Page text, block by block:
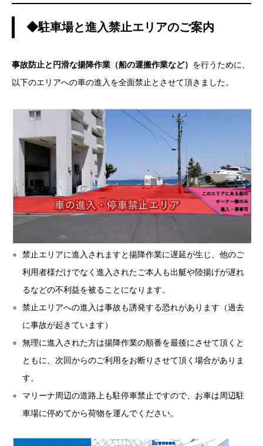
◆駐車場と進入禁止エリアのご案内
事故防止と円滑な揚降作業（船の運搬作業など） を行うために、
以下のエリアへの車の進入を全面禁止とさせて頂きました。
禁止エリアに進入されますと揚降作業に遅延が生じ、他のご
利用者様だけでなく進入されたご本人も出艇や陸揚げが遅れ
るなどの不利益を被ることになります。
禁止エリアへの進入は事故も誘発する恐れがあります（過去
に事故が起きています）
無理に進入された方は揚降作業の順番を最後にさせて頂くと
ともに、次回からのご利用をお断りさせて頂く場合がありま
す。
マリーナ周辺の道路上も駐停車禁止ですので、お車は周辺駐
車場に停めてから荷物を運んでください。